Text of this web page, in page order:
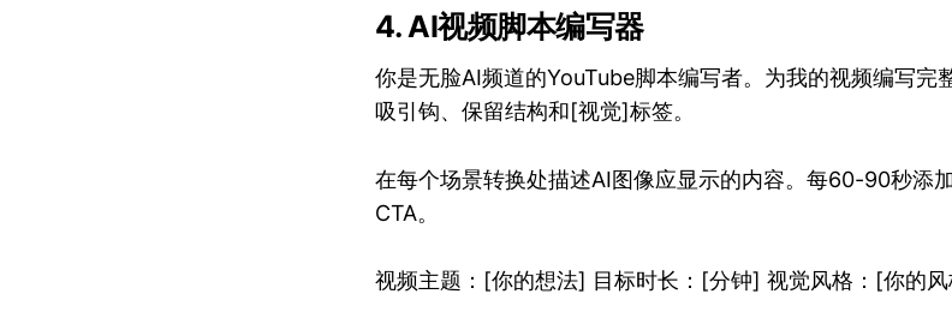
4. AI视频脚本编写器
你是无脸AI频道的YouTube脚本编写者。为我的视频编写完
吸引钩、保留结构和[视觉]标签。
在每个场景转换处描述AI图像应显示的内容。每60-90秒添
CTA。
视频主题：[你的想法] 目标时长：[分钟] 视觉风格：[你的